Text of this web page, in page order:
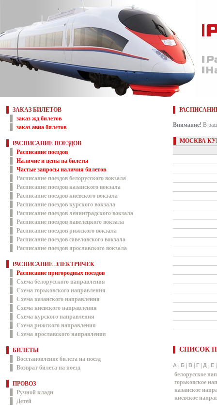
ЗАКАЗ БИЛЕТОВ
заказ жд билетов
заказ авиа билетов
РАСПИСАНИЕ ПОЕЗДОВ
Расписание поездов
Наличие и цены на билеты
Частые запросы наличия билетов
Расписание поездов белорусского вокзала
Расписание поездов казанского вокзала
Расписание поездов киевского вокзала
Расписание поездов курского вокзала
Расписание поездов ленинградского вокзала
Расписание поездов павелецкого вокзала
Расписание поездов рижского вокзала
Расписание поездов савеловского вокзала
Расписание поездов ярославского вокзала
РАСПИСАНИЕ ЭЛЕКТРИЧЕК
Расписание пригородных поездов
Схема белорусского направления
Схема горьковского направления
Схема казанского направления
Схема киевского направления
Схема курского направления
Схема рижского направления
Схема ярославского направления
БИЛЕТЫ
Восстановление билета на поезд
Возврат билета на поезд
ПРОВОЗ
Ручной клади
Детей
Внимание! В
МОСКВА
СПИСОК
А Б В Г Д Е
белорусское
горьковское
казанское
киевское